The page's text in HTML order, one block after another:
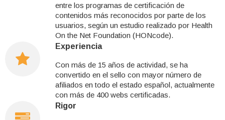
entre los programas de certificación de
contenidos más reconocidos por parte de los
usuarios, según un estudio realizado por Health
On the Net Foundation (HONcode).
Experiencia
Con más de 15 años de actividad, se ha
convertido en el sello con mayor número de
afiliados en todo el estado español, actualmente
con más de 400 webs certificadas.
Rigor